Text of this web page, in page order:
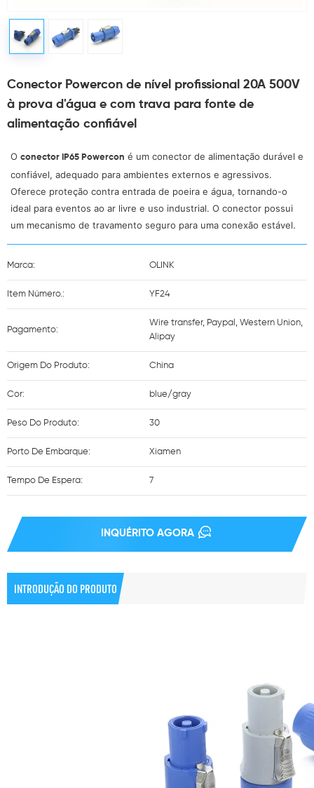
Conector Powercon de nível profissional 20A 500V
à prova d'água e com trava para fonte de
alimentação confiável
O conector IP65 Powercon é um conector de alimentação durável e
confiável, adequado para ambientes externos e agressivos.
Oferece proteção contra entrada de poeira e água, tornando-o
ideal para eventos ao ar livre e uso industrial. O conector possui
um mecanismo de travamento seguro para uma conexão estável.
Marca: OLINK
Item Número.: YF24
Pagamento:
Wire transfer, Paypal, Western Union,
Alipay
Origem Do Produto: China
Cor: blue/gray
Peso Do Produto: 30
Porto De Embarque: Xiamen
Tempo De Espera: 7
INQUÉRITO AGORA
INTRODUÇÃO DO PRODUTO